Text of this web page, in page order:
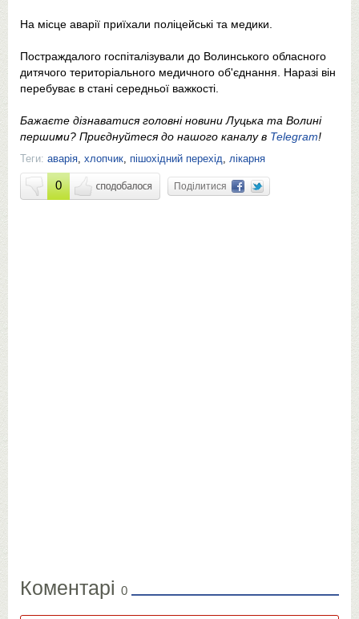
На місце аварії приїхали поліцейські та медики.
Постраждалого госпіталізували до Волинського обласного
дитячого територіального медичного об'єднання. Наразі він
перебуває в стані середньої важкості.
Бажаєте дізнаватися головні новини Луцька та Волині
першими? Приєднуйтеся до нашого каналу в Telegram!
Теги: аварія, хлопчик, пішохідний перехід, лікарня
0 Поділитися
Коментарі 0